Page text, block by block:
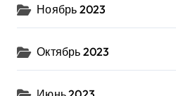
Ноябрь 2023
Октябрь 2023